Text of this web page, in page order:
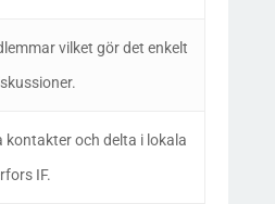
vilket gör det enkelt
och delta i lokala
IF.